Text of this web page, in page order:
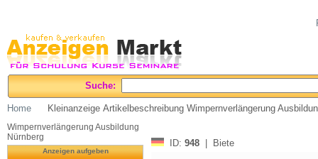
Suche:
Home Kleinanzeige Artikelbeschreibung Wimpernverlängerung
Wimpernverlängerung Ausbildung
Nürnberg
Anzeigen aufgeben
ID: 948 | Biete